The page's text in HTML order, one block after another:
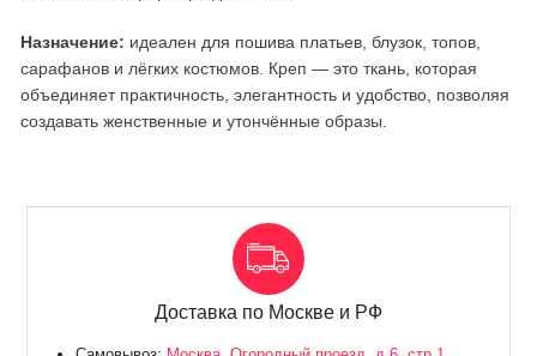
Назначение: идеален для пошива платьев, блузок, топов,
сарафанов и лёгких костюмов. Креп — это ткань, которая
объединяет практичность, элегантность и удобство, позволяя
создавать женственные и утончённые образы.
Доставка по Москве и РФ